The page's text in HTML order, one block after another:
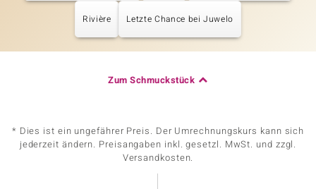
Rivière Letzte Chance bei Juwelo
Zum Schmuckstück
* Dies ist ein ungefährer Preis. Der Umrechnungskurs kann sich
jederzeit ändern. Preisangaben inkl. gesetzl. MwSt. und zzgl.
Versandkosten.